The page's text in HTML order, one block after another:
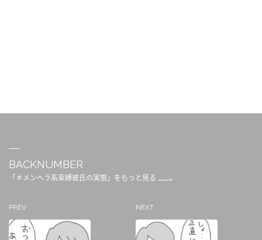
BACKNUMBER
「＃メンヘラ系束縛彼氏の実態」をもっと見る
PREV NEXT